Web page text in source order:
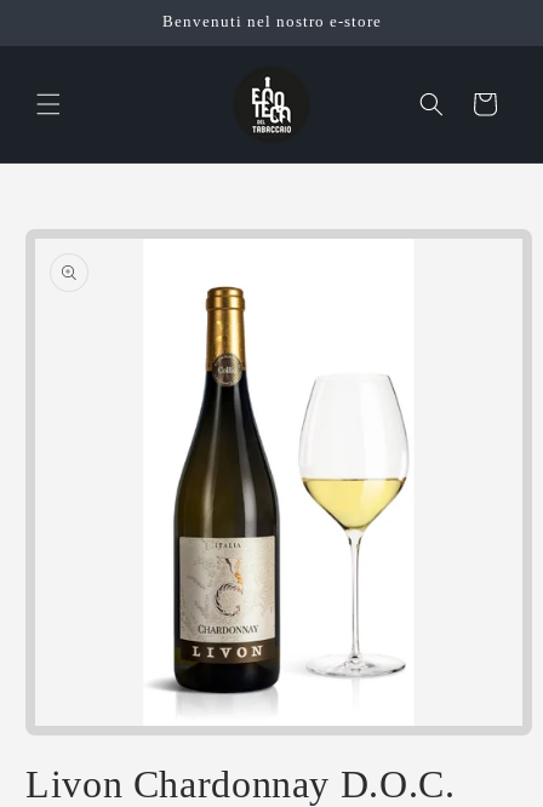
ai contenuti
Benvenuti nel nostro e-store
Carrello
informazioni
sul prodotto
Apri
multimediali
Livon Chardonnay D.O.C.